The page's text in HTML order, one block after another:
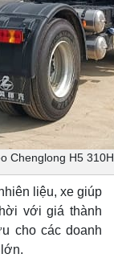
Chenglong H5
liệu, xe giúp
với giá thành
cho các doanh